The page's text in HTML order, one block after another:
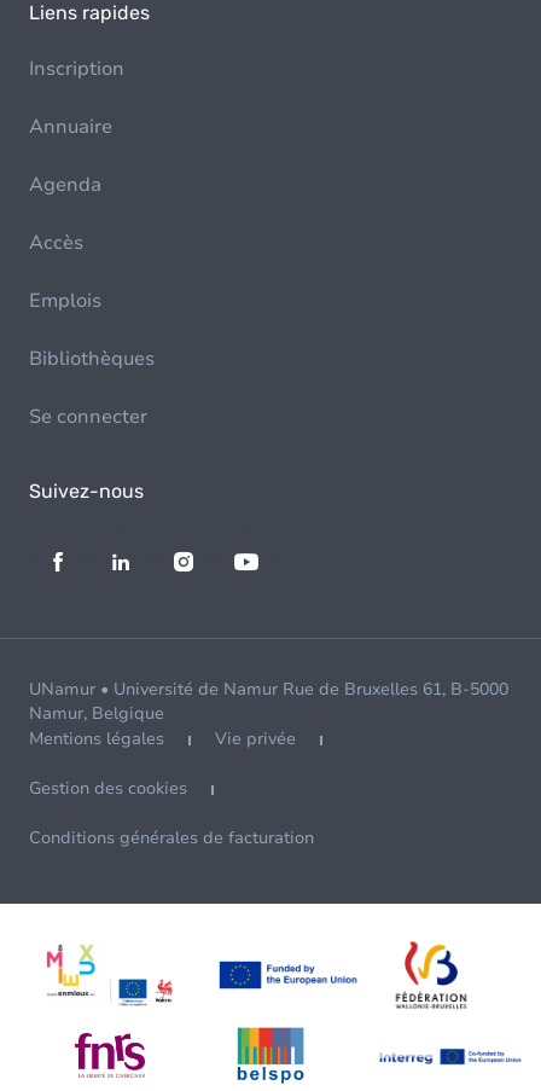
Liens rapides
Inscription
Annuaire
Agenda
Accès
Emplois
Bibliothèques
Se connecter
Suivez-nous
UNamur • Université de Namur Rue de Bruxelles 61, B-5000
Namur, Belgique
Mentions légales
Vie privée
Gestion des cookies
Conditions générales de facturation